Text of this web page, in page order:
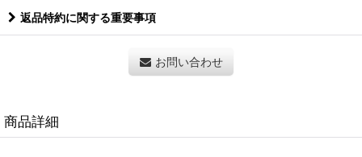
返品特約に関する重要事項
お問い合わせ
商品詳細